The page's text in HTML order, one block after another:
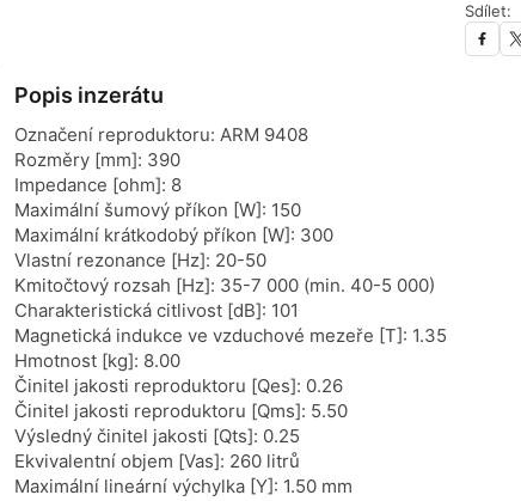
Sdílet:
Popis inzerátu
Označení reproduktoru: ARM 9408
Rozměry [mm]: 390
Impedance [ohm]: 8
Maximální šumový příkon [W]: 150
Maximální krátkodobý příkon [W]: 300
Vlastní rezonance [Hz]: 20-50
Kmitočtový rozsah [Hz]: 35-7 000 (min. 40-5 000)
Charakteristická citlivost [dB]: 101
Magnetická indukce ve vzduchové mezeře [T]: 1.35
Hmotnost [kg]: 8.00
Činitel jakosti reproduktoru [Qes]: 0.26
Činitel jakosti reproduktoru [Qms]: 5.50
Výsledný činitel jakosti [Qts]: 0.25
Ekvivalentní objem [Vas]: 260 litrů
Maximální lineární výchylka [Y]: 1.50 mm